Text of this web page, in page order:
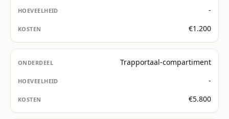
-
€1.200
Trapportaal-compartiment
-
€5.800